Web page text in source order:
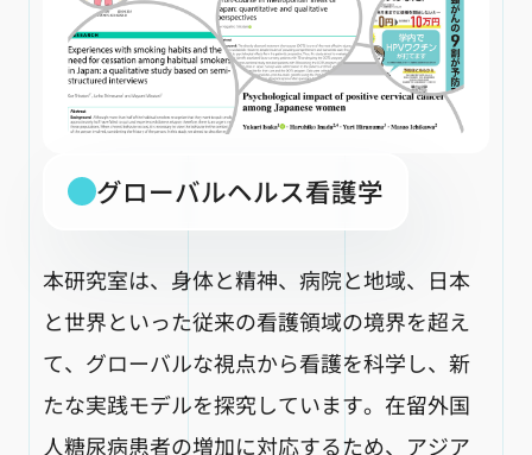
グローバルヘルス看護学
本研究室は、身体と精神、病院と地域、日本
と世界といった従来の看護領域の境界を超え
て、グローバルな視点から看護を科学し、新
たな実践モデルを探究しています。在留外国
人糖尿病患者の増加に対応するため、アジア